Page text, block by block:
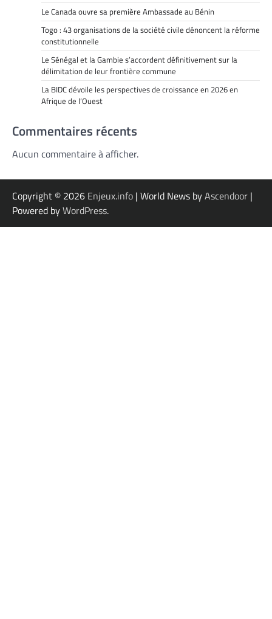
Le Canada ouvre sa première Ambassade au Bénin
Togo : 43 organisations de la société civile dénoncent la réforme
constitutionnelle
Le Sénégal et la Gambie s’accordent définitivement sur la
délimitation de leur frontière commune
La BIDC dévoile les perspectives de croissance en 2026 en
Afrique de l’Ouest
Commentaires récents
Aucun commentaire à afficher.
Copyright © 2026 Enjeux.info | World News byAscendoor |
Powered byWordPress.